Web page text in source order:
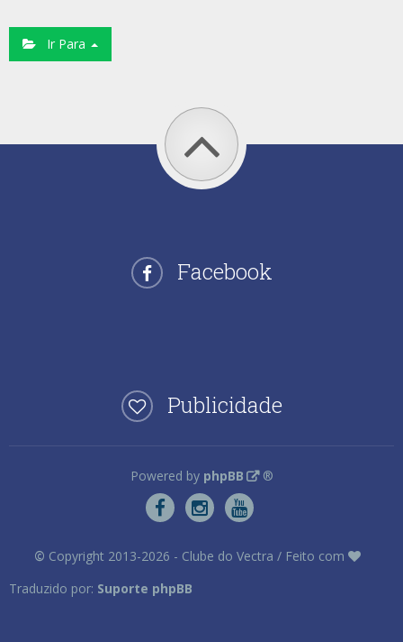
Ir Para
Facebook
Publicidade
Powered by phpBB ®
© Copyright 2013-2026 - Clube do Vectra / Feito com
Traduzido por: Suporte phpBB